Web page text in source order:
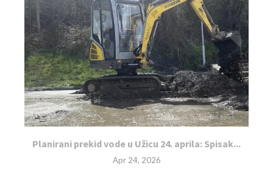
Planirani prekid vode u Užicu 24. aprila: Spisak...
Apr 24, 2026